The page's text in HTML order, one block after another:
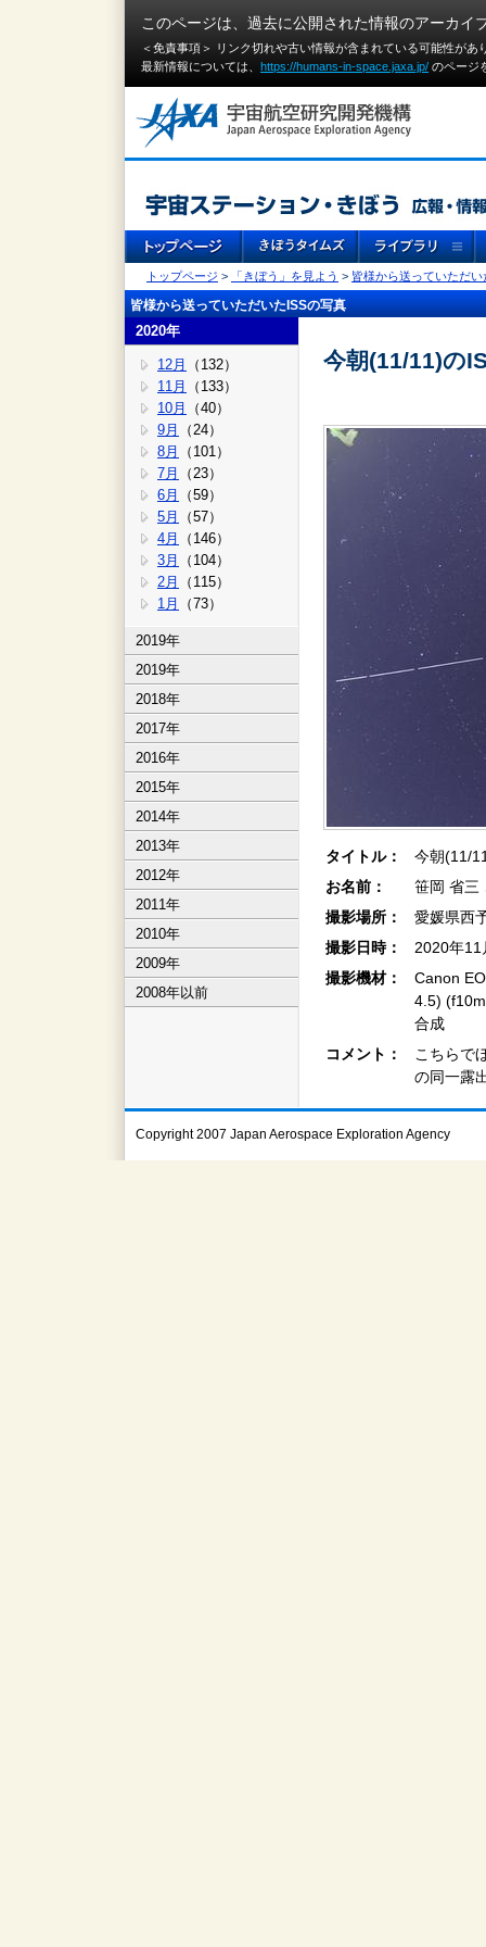
このページは、過去に公開された情報のアーカイ
＜免責事項＞ リンク切れや古い情報が含まれている可能性が
最新情報については、 https://humans-in-space.jaxa.jp/ のページ
トップページ > 「きぼう」を見よう > 皆様から送っていただい
皆様から送っていただいたISSの写真
2020年
12月
（132）
11月
（133）
10月
（40）
9月
（24）
8月
（101）
7月
（23）
6月
（59）
5月
（57）
4月
（146）
3月
（104）
2月
（115）
1月
（73）
2019年
2019年
2018年
2017年
2016年
2015年
2014年
2013年
2012年
2011年
2010年
2009年
2008年以前
今朝(11/11)の
タイトル：
今朝(11/
お名前：
笹岡 省三
撮影場所：
愛媛県西
撮影日時：
2020年
撮影機材：
Canon
4.5)
合成
コメント：
こちらで
の同一露
Copyright 2007 Japan Aerospace Exploration Agency